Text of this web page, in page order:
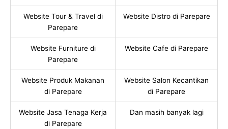
Website Tour & Travel di
Parepare
Website Distro di Parepare
Website Furniture di
Parepare
Website Cafe di Parepare
Website Produk Makanan
di Parepare
Website Salon Kecantikan
di Parepare
Website Jasa Tenaga Kerja
di Parepare
Dan masih banyak lagi